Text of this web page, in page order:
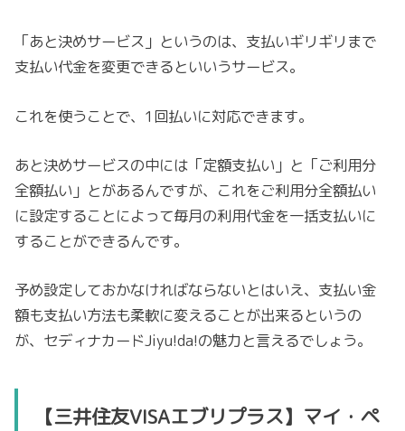
「あと決めサービス」というのは、支払いギリギリまで
支払い代金を変更できるといいうサービス。
これを使うことで、1回払いに対応できます。
あと決めサービスの中には「定額支払い」と「ご利用分
全額払い」とがあるんですが、これをご利用分全額払い
に設定することによって毎月の利用代金を一括支払いに
することができるんです。
予め設定しておかなければならないとはいえ、支払い金
額も支払い方法も柔軟に変えることが出来るというの
が、セディナカードJiyu!da!の魅力と言えるでしょう。
【三井住友VISAエブリプラス】マイ・ペ